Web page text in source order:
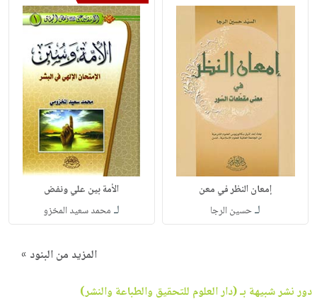
إمعان النظر في معن
لـحسين الرجا
الأمة بين علي ونفض
لـ محمد سعيد المخزو
المزيد من البنود »
دور نشر شبيهة بـ (دار العلوم للتحقيق والطباعة والنشر)